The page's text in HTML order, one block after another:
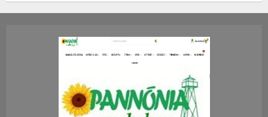
2026.JÚLIUS.23. CSÜTÖRTÖK.
0